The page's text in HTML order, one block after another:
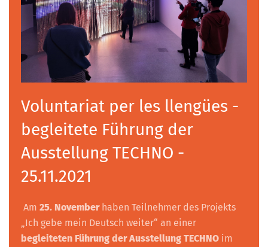
Voluntariat per les llengües -
begleitete Führung der
Ausstellung TECHNO -
25.11.2021
Am 25. Novemberhaben Teilnehmer des Projekts
„Ich gebe mein Deutsch weiter“ an einer
begleiteten Führung der Ausstellung TECHNO im